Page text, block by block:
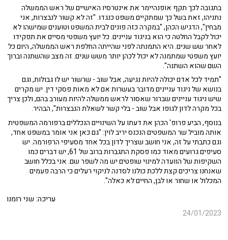
בתגובה לכך תקף אופנהיימר את אינטרסיו האישיים של ראש הממשלה
נתניהו, זאת בשל כך שמתקיים משפט כנגדו. "זה לא קשור לנבצרות, אני
מבחין", הדגיש הכהן, "במקרה כזה פונים לבית המשפט וטוענים שמישהו לא
יכול לקבל החלטה כי הוא בניגוד עניינים. כל יועץ משפטי מסיים את תפקידו
לאחר שש שנים. היא התמנתה לפני שהייתה החלפת ראש הממשלה, היום כל
יועץ משפטי שמתמנה לא יכול לכהן יותר משש שנים. זה מצב שהשתנה וברוך
השם שהוא השתנה".
"תמיד לכל אדם יכולה להיות נגיעה, אבל שוב - שרשור יש לו גבולות, וגם
בנושא של ניגוד עניינים מדובר בעשרות אם לא מאות פסקי דין. יש מקרים
שיש ניגוד עניינים שברור שאסור לראש ממשלה להיות מעורב בהם, ולכן צריך
בכל מקרה לדון לגופו אבל שוב - בלי קשר לשאלת הנבצרות", הבהיר.
בנוסף, הביע פרופ' הכהן את דעתו על השינויים הנכללים ברפורמה המשפטית
אותה מוביל שר המשפטים הנכנס יריב לוין: "גם כאן אני אומר במשפט אחד,
וגם כתבתי על זה, אני חושב שצריך לדון בכל אחד מסעיפי הרפורמה. יש
סעיפים גרועים מאוד כמו פסקת התגברות ברוב של 61, יש דברים כמו
השקיפות של הוועדה למינוי שופטים יש מה לשפר שם. אני בכלל חושב
שאנחנו צריכים קצת ללכת כולנו לסדנה לניקוי רעלים כי הרבה פעמים
המכלול או שחור או לבן, החיים לא כאלה".
עריכה: שני רומנו
24/01/2023